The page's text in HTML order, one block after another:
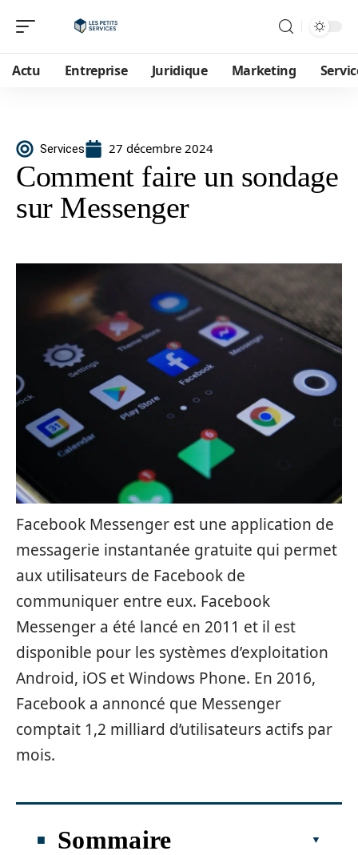
Actu Entreprise Juridique Marketing
Services 27 décembre 2024
Comment faire un sondage
sur Messenger
Facebook Messenger est une application de
messagerie instantanée gratuite qui permet
aux utilisateurs de Facebook de
communiquer entre eux. Facebook
Messenger a été lancé en 2011 et il est
disponible pour les systèmes d’exploitation
Android, iOS et Windows Phone. En 2016,
Facebook a annoncé que Messenger
comptait 1,2 milliard d’utilisateurs actifs par
mois.
Sommaire